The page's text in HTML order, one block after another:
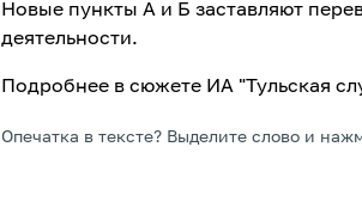
Новые пункты А и Б заставляют
деятельности.
Подробнее в сюжете ИА "Тульская
Опечатка в тексте? Выделите слово и